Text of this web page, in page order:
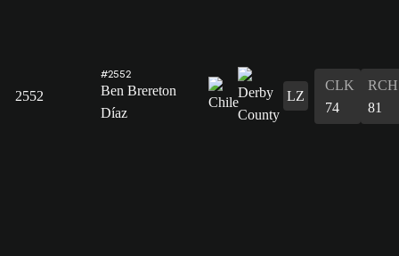
2552
#2552
Ben Brereton
Díaz
LZ
CLK
74
RCH
81